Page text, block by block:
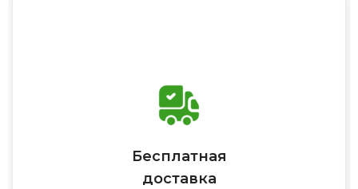
Бесплатная
доставка